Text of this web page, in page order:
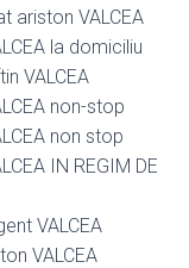
ariston VALCEA
la domiciliu
VALCEA
non-stop
non stop
IN REGIM DE
VALCEA
VALCEA